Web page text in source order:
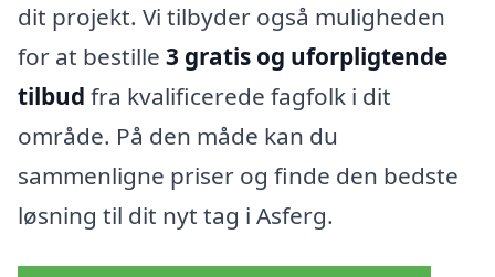
dit projekt. Vi tilbyder også muligheden
for at bestille 3 gratis og uforpligtende
tilbud fra kvalificerede fagfolk i dit
område. På den måde kan du
sammenligne priser og finde den bedste
løsning til dit nyt tag i Asferg.